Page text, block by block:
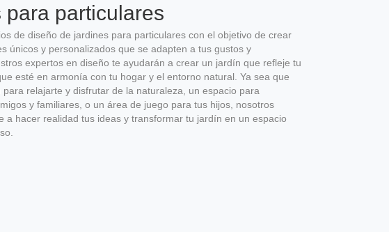
para particulares
de diseño de jardines para particulares con el objetivo de crear
únicos y personalizados que se adapten a tus gustos y
expertos en diseño te ayudarán a crear un jardín que refleje tu
esté en armonía con tu hogar y el entorno natural. Ya sea que
para relajarte y disfrutar de la naturaleza, un espacio para
y familiares, o un área de juego para tus hijos, nosotros
a hacer realidad tus ideas y transformar tu jardín en un espacio